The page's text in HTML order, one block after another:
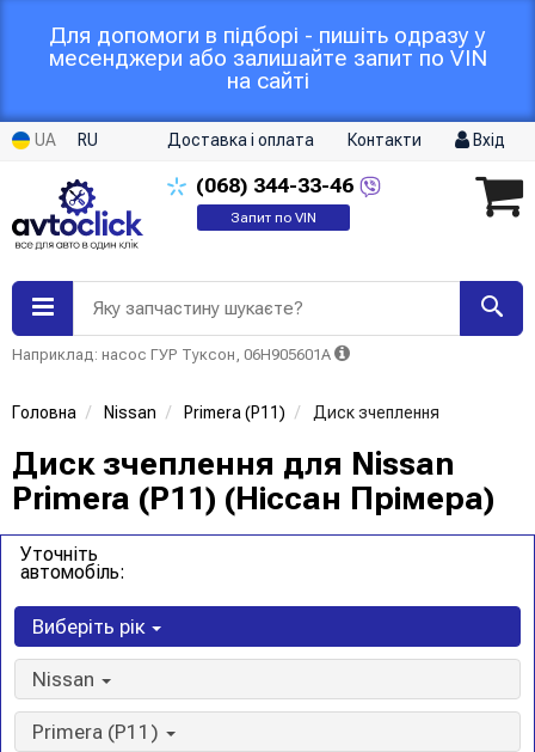
Для допомоги в підборі - пишіть одразу у
месенджери або залишайте запит по VIN
на сайті
UA RU Доставка і оплата Контакти Вхід
(068) 344-33-46
Запит по VIN
Яку запчастину шукаєте?
Наприклад: насос ГУР Туксон, 06H905601A
Головна Nissan Primera (P11) Диск зчеплення
Диск зчеплення для Nissan
Primera (P11) (Ніссан Прімера)
Уточніть
автомобіль:
Виберіть рік
Nissan
Primera (P11)